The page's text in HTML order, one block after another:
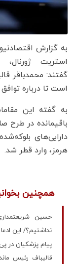
به گزارش
استریت
گفتند: محمدباقر
است تا درباره
به گفته این
باقیمانده در طرح
دارایی‌های
هرمز، وارد قطر شد.
همچنین
حسین
نداشتیم؟/ این
پیام پزشکیان در